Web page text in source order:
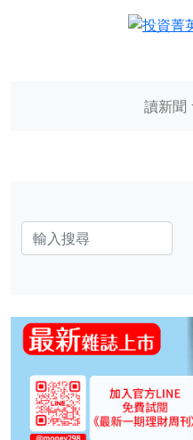
讀新聞